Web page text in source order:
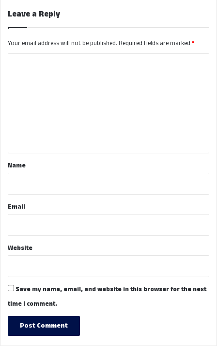
Leave a Reply
Your email address will not be published. Required fields are marked *
*Name
Email
Website
Save my name, email, and website in this browser for the next
time I comment.